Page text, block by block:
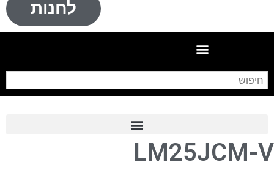
לחנות
Frame Grabber
LM25JCM-V